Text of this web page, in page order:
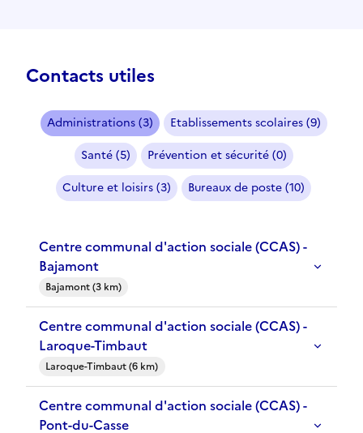
Contacts utiles
Administrations (3)
Etablissements scolaires (9)
Santé (5)
Prévention et sécurité (0)
Culture et loisirs (3)
Bureaux de poste (10)
Centre communal d'action sociale (CCAS) -
Bajamont
Bajamont (3 km)
Centre communal d'action sociale (CCAS) -
Laroque-Timbaut
Laroque-Timbaut (6 km)
Centre communal d'action sociale (CCAS) -
Pont-du-Casse